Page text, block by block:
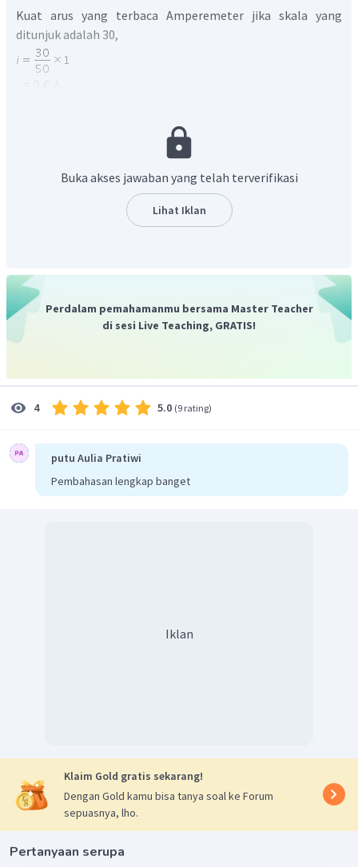
Kuat arus yang terbaca Amperemeter jika skala yang
ditunjuk adalah 30,
Dengan demikian, beda potensial pada ujung-ujung
hambatan adalah 12 volt.
Buka akses jawaban yang telah terverifikasi
Lihat Iklan
Perdalam pemahamanmu bersama Master Teacher
di sesi Live Teaching, GRATIS!
4 5.0 (9 rating)
putu Aulia Pratiwi
Pembahasan lengkap banget
Iklan
Klaim Gold gratis sekarang!
Dengan Gold kamu bisa tanya soal ke Forum
sepuasnya, lho.
Pertanyaan serupa